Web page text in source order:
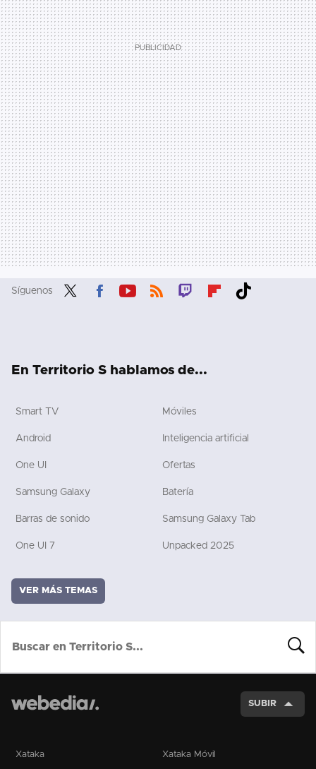
Síguenos
En Territorio S hablamos de...
Smart TV Móviles
Android Inteligencia artificial
One UI Ofertas
Samsung Galaxy Batería
Barras de sonido Samsung Galaxy Tab
One UI 7 Unpacked 2025
VER MÁS TEMAS
SUBIR
Xataka Xataka Móvil